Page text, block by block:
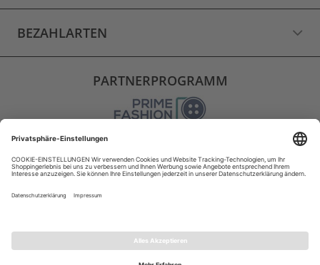
BEZAHLARTEN
PARTNERPROGRAMM
VERSAND
WIDERRUF